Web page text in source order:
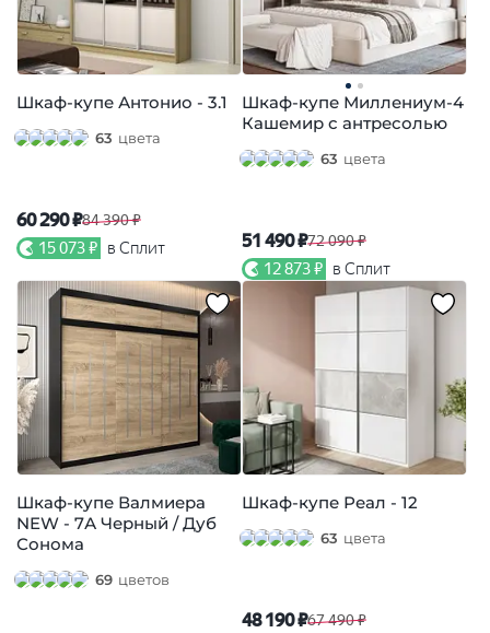
Шкаф-купе Антонио - 3.1
63 цвета
60 290 ₽84 390 ₽
15 073 ₽ в Сплит
Шкаф-купе Миллениум-4
Кашемир с антресолью
63 цвета
51 490 ₽72 090 ₽
12 873 ₽ в Сплит
Шкаф-купе Валмиера
NEW - 7А Черный / Дуб
Сонома
69 цветов
Шкаф-купе Реал - 12
63 цвета
48 190 ₽67 490 ₽